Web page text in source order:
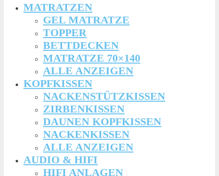
MATRATZEN
GEL MATRATZE
TOPPER
BETTDECKEN
MATRATZE 70×140
ALLE ANZEIGEN
KOPFKISSEN
NACKENSTÜTZKISSEN
ZIRBENKISSEN
DAUNEN KOPFKISSEN
NACKENKISSEN
ALLE ANZEIGEN
AUDIO & HIFI
HIFI ANLAGEN